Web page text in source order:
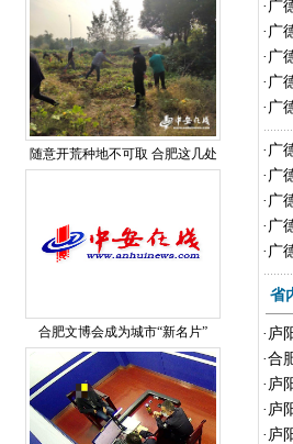
随意开荒种地不可取 合肥这几处
合肥文博会成为城市“新名片”
· 广
· 广
· 广
· 广
· 广
· 广
· 广
· 广
· 广
· 广
省
· 庐
·合
· 庐
· 庐
· 庐